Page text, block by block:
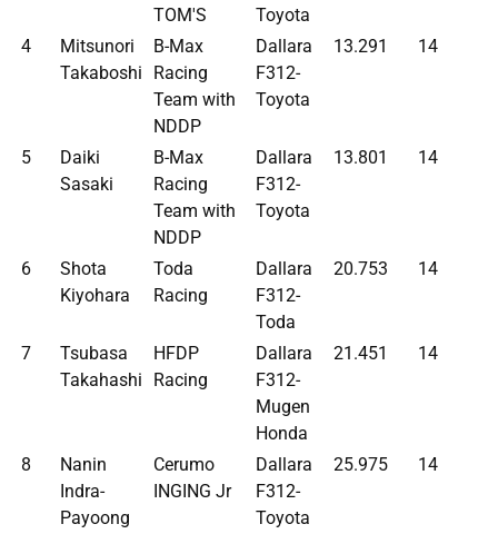
TOM'S
Toyota
4
Mitsunori
Takaboshi
B-Max
Racing
Team with
NDDP
Dallara
F312-
Toyota
13.291 14
5
Daiki
Sasaki
B-Max
Racing
Team with
NDDP
Dallara
F312-
Toyota
13.801 14
6
Shota
Kiyohara
Toda
Racing
Dallara
F312-
Toda
20.753 14
7
Tsubasa
Takahashi
HFDP
Racing
Dallara
F312-
Mugen
Honda
21.451 14
8
Nanin
Indra-
Payoong
Cerumo
INGING Jr
Dallara
F312-
Toyota
25.975 14